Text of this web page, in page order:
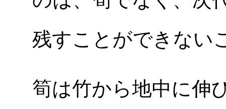
残すことができない
筍は竹から地中に伸